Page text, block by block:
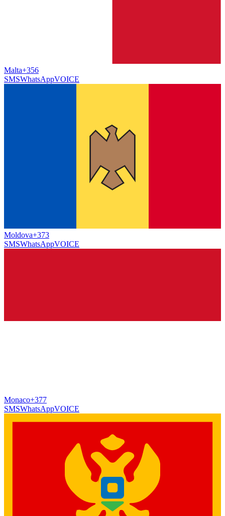
Malta+356
SMSWhatsAppVOICE
Moldova+373
SMSWhatsAppVOICE
Monaco+377
SMSWhatsAppVOICE